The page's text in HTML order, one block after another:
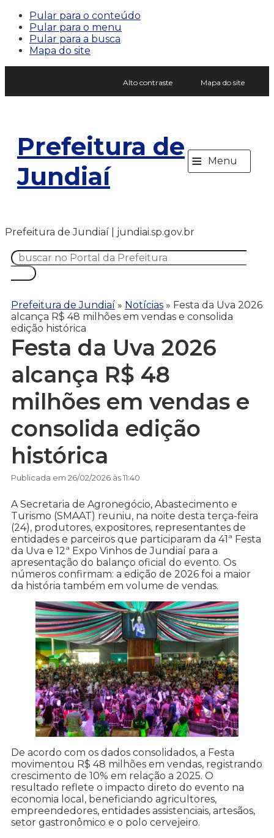
Pular para o conteúdo
Pular para o menu
Pular para a busca
Mapa do site
Alto contraste Mapa do site
Prefeitura de
Jundiaí
≡ Menu
Prefeitura de Jundiaí | jundiai.sp.gov.br
Prefeitura de Jundiaí » Notícias » Festa da Uva 2026
alcança R$ 48 milhões em vendas e consolida
edição histórica
Festa da Uva 2026
alcança R$ 48
milhões em vendas e
consolida edição
histórica
Publicada em 26/02/2026 às 11:40
A Secretaria de Agronegócio, Abastecimento e
Turismo (SMAAT) reuniu, na noite desta terça-feira
(24), produtores, expositores, representantes de
entidades e parceiros que participaram da 41ª Festa
da Uva e 12ª Expo Vinhos de Jundiaí para a
apresentação do balanço oficial do evento. Os
números confirmam: a edição de 2026 foi a maior
da história também em volume de vendas.
De acordo com os dados consolidados, a Festa
movimentou R$ 48 milhões em vendas, registrando
crescimento de 10% em relação a 2025. O
resultado reflete o impacto direto do evento na
economia local, beneficiando agricultores,
empreendedores, entidades assistenciais, artesãos,
setor gastronômico e o polo cervejeiro.